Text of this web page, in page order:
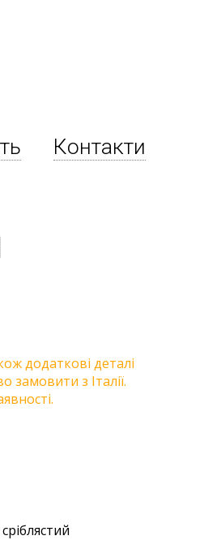
Контакти
додаткові деталі
з Італії.